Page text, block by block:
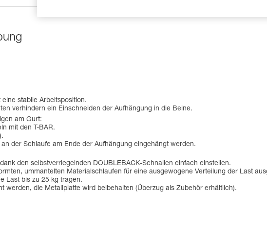
stabile Arbeitsposition.
verhindern ein Einschneiden der Aufhängung in die Beine.
am Gurt:
mit den T-BAR.
der Schlaufe am Ende der Aufhängung eingehängt werden.
den selbstverriegelnden DOUBLEBACK-Schnallen einfach einstellen.
ummantelten Materialschlaufen für eine ausgewogene Verteilung der Last
Last bis zu 25 kg tragen.
werden, die Metallplatte wird beibehalten (Überzug als Zubehör erhältlich).